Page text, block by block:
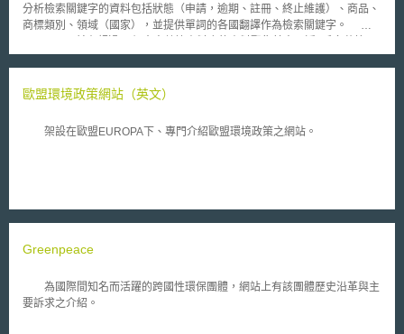
分析檢索關鍵字的資料包括狀態（申請，逾期、註冊、終止維護）、商品、
商標類別、領域（國家），並提供單詞的各國翻譯作為檢索關鍵字。
（包括WIPO 4千多萬筆）商標資訊，有35種語言可使用，涵蓋國家與組織
WIPO資料庫、13國、非洲4國（坦薩尼亞、 突尼西亞、非洲智慧財產權
大洋洲2國（澳洲、紐西蘭）、美洲11國 （阿根廷、巴西、智利、加拿大、
哥倫比亞、哥斯大黎加、古巴、墨西哥、祕魯、美國、烏拉圭）。
歐盟環境政策網站（英文）
架設在歐盟EUROPA下、專門介紹歐盟環境政策之網站。
Greenpeace
為國際間知名而活躍的跨國性環保團體，網站上有該團體歷史沿革與主
要訴求之介紹。